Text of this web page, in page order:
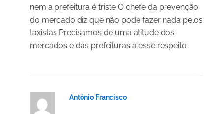
nem a prefeitura é triste O chefe da prevenção
do mercado diz que não pode fazer nada pelos
taxistas Precisamos de uma atitude dos
mercados e das prefeituras a esse respeito
Antônio Francisco